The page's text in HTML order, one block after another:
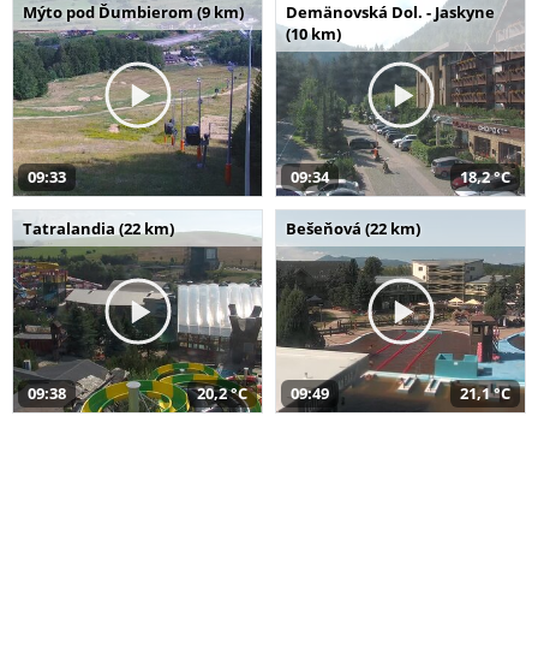
Mýto pod Ďumbierom (9 km)
09:33
Demänovská Dol. - Jaskyne
(10 km)
09:34 18,2 °C
Tatralandia (22 km)
09:38 20,2 °C
Bešeňová (22 km)
09:49 21,1 °C